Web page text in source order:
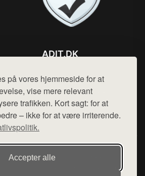
på vores hjemmeside for at
vise mere relevant
trafikken. Kort sagt: for at
– ikke for at være irriterende.
Accepter alle
ADIT.DK
Mail: hej@want.dk
Cookie- og privatlivspolitik
want.dk, der udgiver en række
af forskellige produkter fra